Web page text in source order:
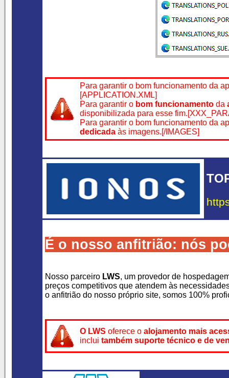
Para garantir o bom funcionamento da
[APPLICATION.XML]
Para garantir o bom funcionamento da
disponibilizada para esse
Para garantir o bom funcionamento da
dedicada às imagens.[/IMAGES]
É o nosso anfitrião: nós
Nosso parceiro LWS, um provedor de
preços competitivos que atendem às
o anfitrião do nosso próprio site, somos 100%
O LWS oferece o alojamento mais
inclui também suporte técnico e de